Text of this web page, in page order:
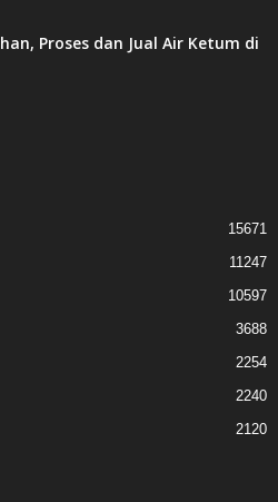
Proses dan Jual Air Ketum di
15671
11247
10597
3688
2254
2240
2120